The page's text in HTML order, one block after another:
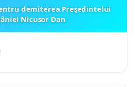
demiterea Preşedintelui
Nicusor Dan